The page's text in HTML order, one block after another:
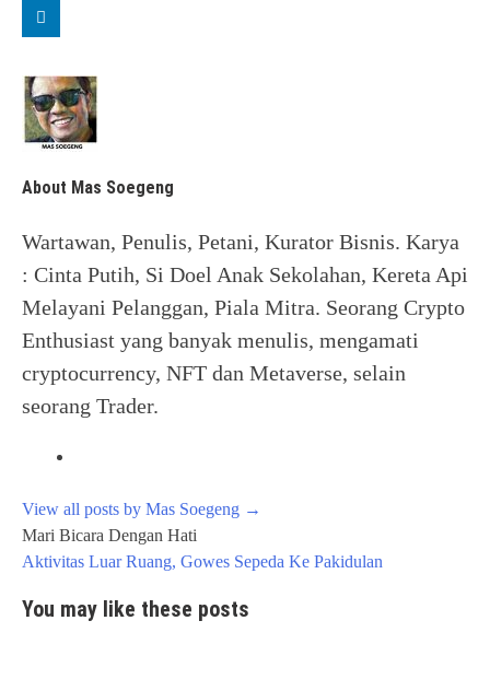
About Mas Soegeng
Wartawan, Penulis, Petani, Kurator Bisnis. Karya
: Cinta Putih, Si Doel Anak Sekolahan, Kereta Api
Melayani Pelanggan, Piala Mitra. Seorang Crypto
Enthusiast yang banyak menulis, mengamati
cryptocurrency, NFT dan Metaverse, selain
seorang Trader.
View all posts by Mas Soegeng →
Post
navigation
Mari Bicara Dengan Hati
Aktivitas Luar Ruang, Gowes Sepeda Ke Pakidulan
You may like these posts